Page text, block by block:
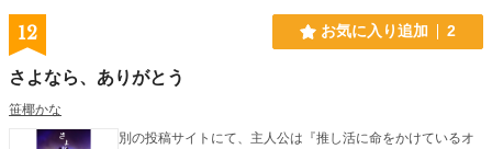
12 お気に入り追加 2
さよなら、ありがとう
笹椰かな
別の投稿サイトにて、主人公は『推し活に命をかけているオ